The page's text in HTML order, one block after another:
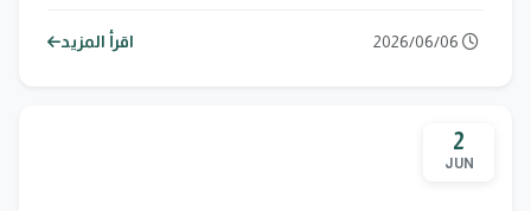
اقرأ المزيد
2
JUN